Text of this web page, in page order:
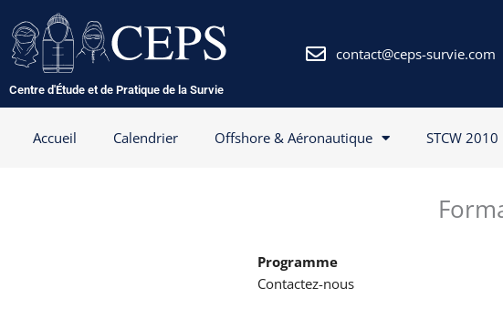
au
contenu
Centre d'Étude et de Pratique de la Survie
contact@ceps-survie.com
Accueil Calendrier Offshore & Aéronautique STCW 2010
Programme
Contactez-nous